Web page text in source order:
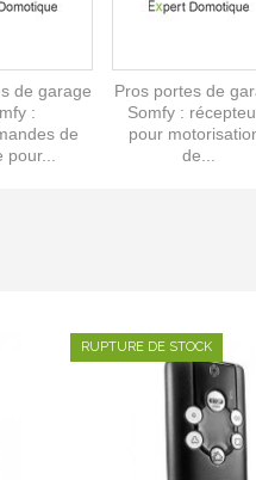
de garage
:
de
Pros portes de
Somfy :
pour
de...
RUPTURE DE STOCK